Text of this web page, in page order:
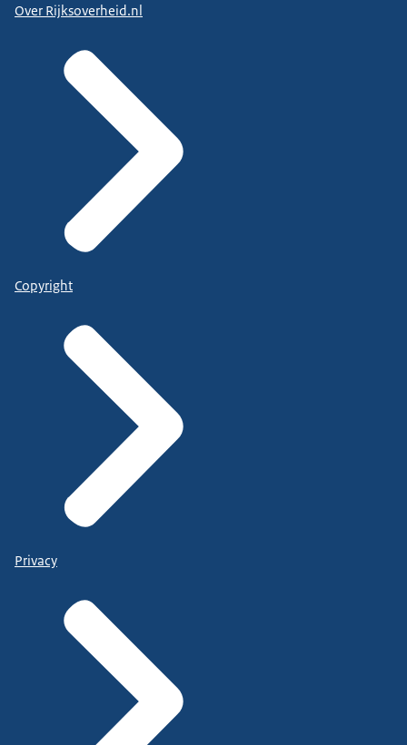
Over Rijksoverheid.nl
Copyright
Privacy